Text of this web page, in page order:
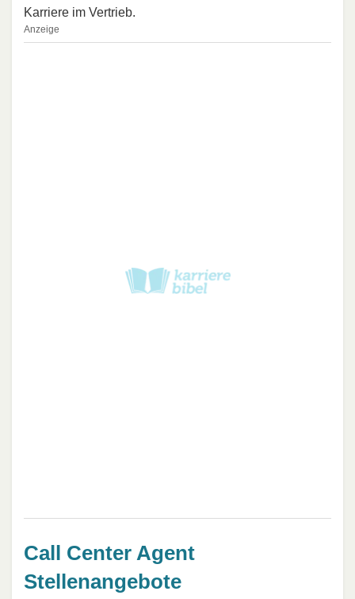
Karriere im Vertrieb.
Anzeige
Call Center Agent
Stellenangebote